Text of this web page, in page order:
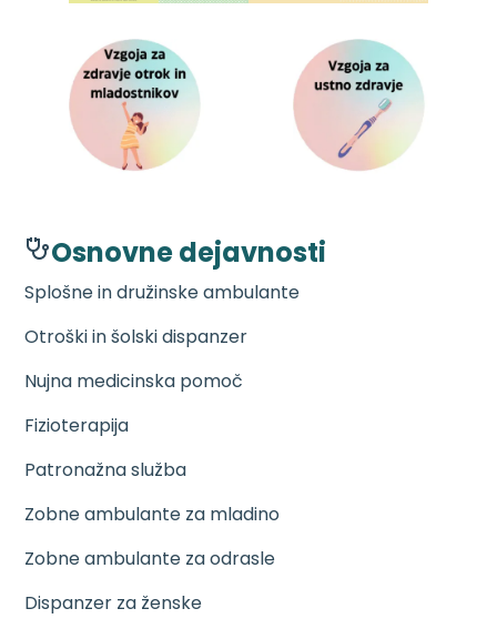
Osnovne dejavnosti
Splošne in družinske ambulante
Otroški in šolski dispanzer
Nujna medicinska pomoč
Fizioterapija
Patronažna služba
Zobne ambulante za mladino
Zobne ambulante za odrasle
Dispanzer za ženske